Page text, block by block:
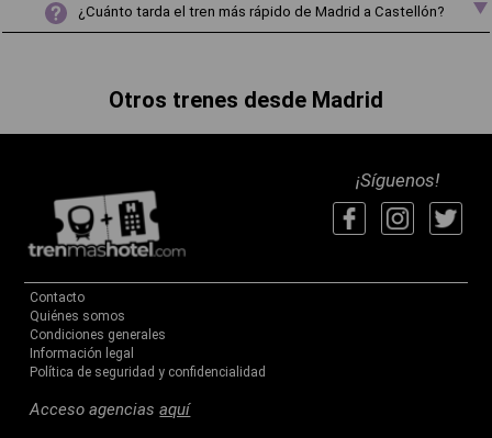
¿Cuánto tarda el tren más rápido de Madrid a Castellón?
Otros trenes desde Madrid
¡Síguenos!
Contacto
Quiénes somos
Condiciones generales
Información legal
Política de seguridad y confidencialidad
Acceso agenciasaquí